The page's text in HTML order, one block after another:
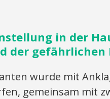
in der
der
wurde mit
gemeinsam mit